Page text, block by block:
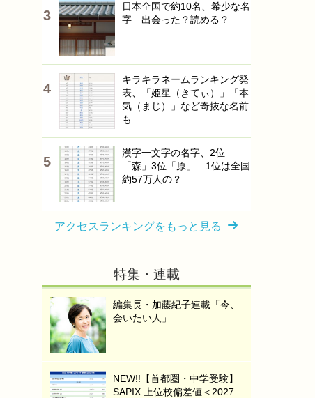
日本全国で約10名、希少な名
字 出会った？読める？
キラキラネームランキング発
表、「姫星（きてぃ）」「本
気（まじ）」など奇抜な名前
も
漢字一文字の名字、2位
「森」3位「原」…1位は全国
約57万人の？
アクセスランキングをもっと見る
特集・連載
編集長・加藤紀子連載「今、
会いたい人」
NEW!!【首都圏・中学受験】
SAPIX 上位校偏差値＜2027